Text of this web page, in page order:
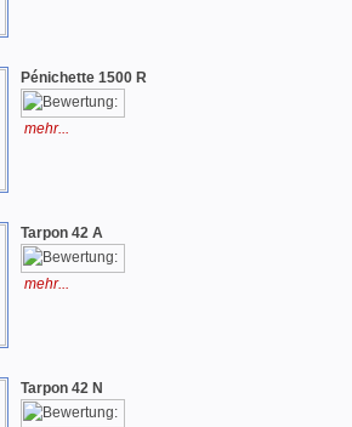
Pénichette 1500 R
mehr...
Tarpon 42 A
mehr...
Tarpon 42 N